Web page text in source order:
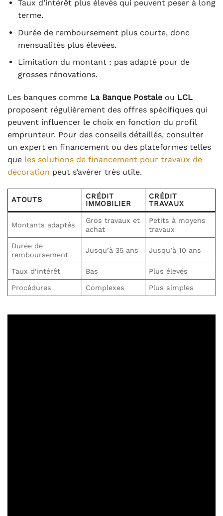
Taux d’intérêt plus élevés qui peuvent peser à long
terme.
Durée de remboursement plus courte, donc
mensualités plus élevées.
Limitation du montant : pas adapté pour de
grosses rénovations.
Les banques comme La Banque Postale ou LCL
proposent régulièrement des offres spécifiques qui
peuvent influencer le choix en fonction du profil
emprunteur. Pour des conseils détaillés, consulter
un expert en financement ou des plateformes telles
que les solutions de financement pour travaux de
décoration peut s’avérer très utile.
ATOUTS
CRÉDIT
IMMOBILIER
CRÉDIT
TRAVAUX
Montants adaptés
Gros travaux et
achat
Petits à moyens
travaux
Durée de
remboursement
Jusqu’à 35 ans Jusqu’à 10 ans
Taux d’intérêt Bas Plus élevés
Procédures Complexes Plus simples